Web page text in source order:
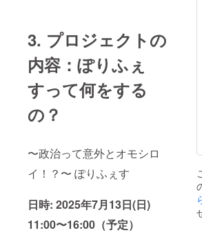
3. プロジェクトの
内容：ぽりふぇ
すって何をする
の？
〜政治って意外とオモシロ
イ！？〜 ぽりふぇす
日時: 2025年7月13日(日)
11:00〜16:00（予定）